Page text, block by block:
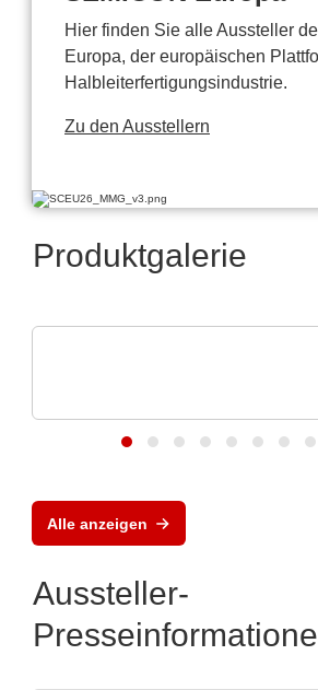
Hier finden Sie alle Aussteller
Europa, der europäischen
Halbleiterfertigungsindustrie.
Zu den Ausstellern
Produktgalerie
Alle anzeigen
Aussteller-